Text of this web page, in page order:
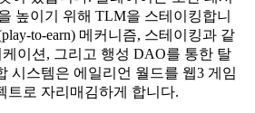
높이기 위해 TLM을 스테이킹합니
to-earn) 메커니즘, 스테이킹과 같
이션, 그리고 행성 DAO를 통한 탈
시스템은 에일리언 월드를 웹3 게임
트로 자리매김하게 합니다.